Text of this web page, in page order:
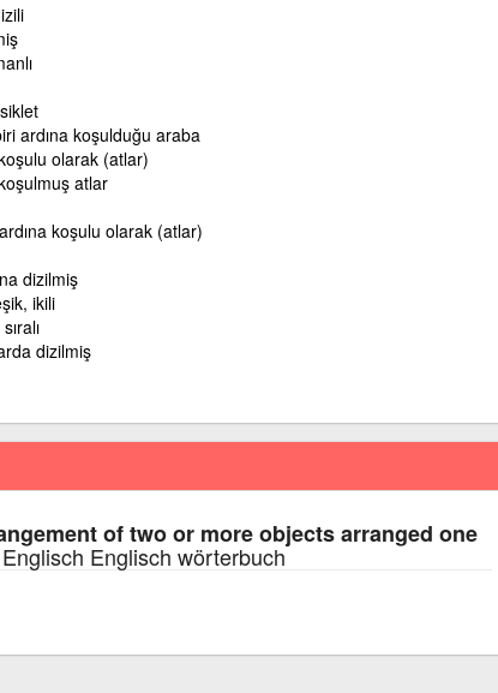
ardına koşulduğu araba
olarak (atlar)
atlar
koşulu olarak (atlar)
dizilmiş
ikili
dizilmiş
of two or more objects arranged one
Englisch wörterbuch